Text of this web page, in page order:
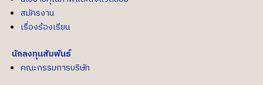
สมัครงาน
เรื่องร้องเรียน
นักลงทุนสัมพันธ์
คณะกรรมการบริษัท